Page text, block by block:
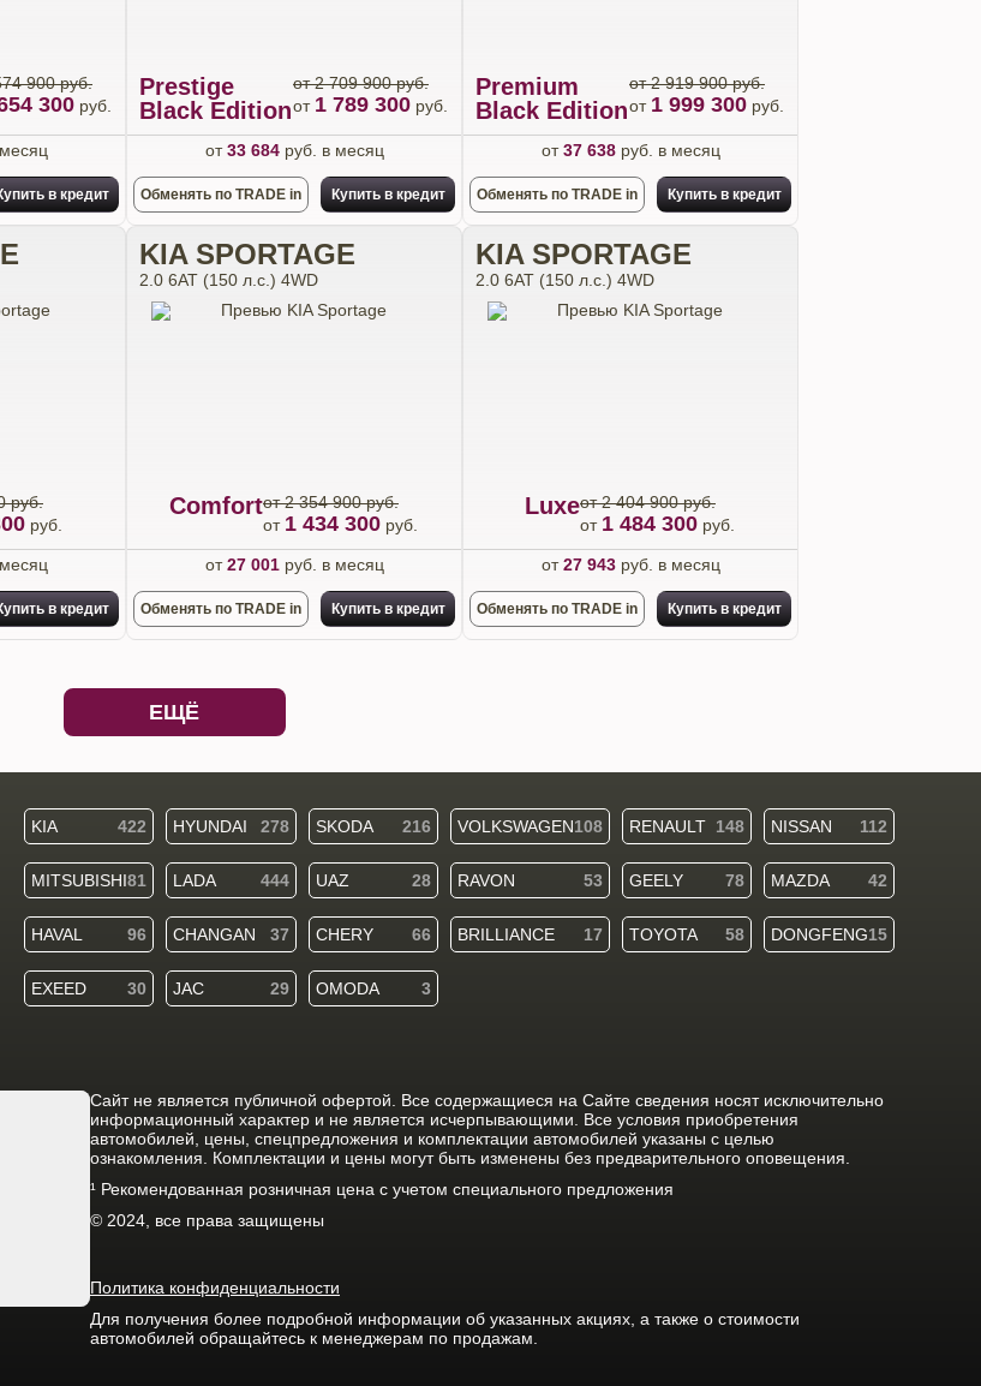
900 руб.
300 руб.
в кредит
Prestige
Black Edition
от 2 709 900 руб.
от 1 789 300 руб.
от33 684руб. в месяц
Обменять по TRADE in Купить в кредит
Premium
Black Edition
от 2 919 900 руб.
от 1 999 300 руб.
от37 638руб. в месяц
Обменять по TRADE in Купить в кредит
руб.
руб.
в кредит
KIA SPORTAGE
2.0 6АТ (150 л.с.) 4WD
Comfortот 2 354 900 руб.
от 1 434 300 руб.
от27 001руб. в месяц
Обменять по TRADE in Купить в кредит
KIA SPORTAGE
2.0 6АТ (150 л.с.) 4WD
Luxeот 2 404 900 руб.
от 1 484 300 руб.
от27 943руб. в месяц
Обменять по TRADE in Купить в кредит
ЕЩЁ
KIA 422 HYUNDAI 278 SKODA 216 VOLKSWAGEN108 RENAULT 148 NISSAN 112
MITSUBISHI81 LADA 444 UAZ 28 RAVON 53 GEELY 78 MAZDA 42
HAVAL 96 CHANGAN 37 CHERY 66 BRILLIANCE 17 TOYOTA 58 DONGFENG15
EXEED 30 JAC 29 OMODA 3
Cайт не является публичной офертой. Все содержащиеся на Сайте сведения носят исключительно
информационный характер и не является исчерпывающими. Все условия приобретения
автомобилей, цены, спецпредложения и комплектации автомобилей указаны с целью
ознакомления. Комплектации и цены могут быть изменены без предварительного оповещения.
¹ Рекомендованная розничная цена с учетом специального предложения
© 2024, все права защищены
Политика конфиденциальности
Для получения более подробной информации об указанных акциях, а также о стоимости
автомобилей обращайтесь к менеджерам по продажам.